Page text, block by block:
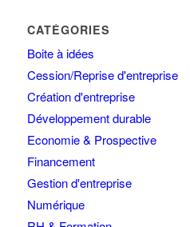
CATÉGORIES
Boite à idées
Cession/Reprise d'entreprise
Création d'entreprise
Développement durable
Economie & Prospective
Financement
Gestion d'entreprise
Numérique